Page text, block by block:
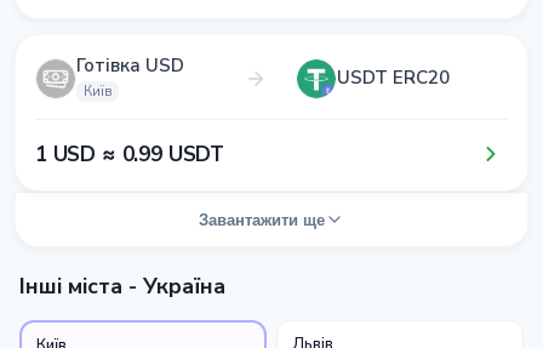
Готівка USD
Київ
USDT ERC20
1​ USD ≈ 0​.9​9​ USDT
Завантажити ще
Інші міста - Україна